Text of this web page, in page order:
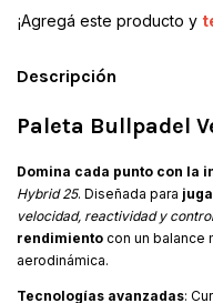
¡Agregá este producto y
Descripción
Paleta Bullpadel
Domina cada punto con la
Hybrid 25. Diseñada para
velocidad, reactividad y control
rendimiento con un balance
aerodinámica.
Tecnologías avanzadas: